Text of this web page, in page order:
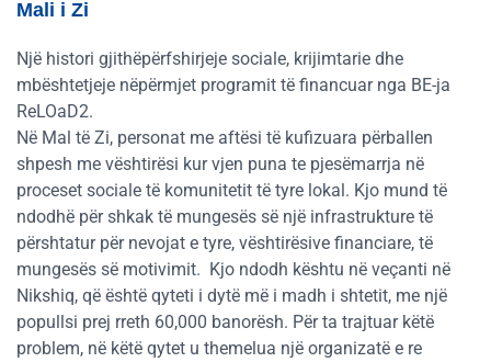
Mali i Zi
Një histori gjithëpërfshirjeje sociale, krijimtarie dhe
mbështetjeje nëpërmjet programit të financuar nga BE-ja
ReLOaD2.
Në Mal të Zi, personat me aftësi të kufizuara përballen
shpesh me vështirësi kur vjen puna te pjesëmarrja në
proceset sociale të komunitetit të tyre lokal. Kjo mund të
ndodhë për shkak të mungesës së një infrastrukture të
përshtatur për nevojat e tyre, vështirësive financiare, të
mungesës së motivimit. Kjo ndodh kështu në veçanti në
Nikshiq, që është qyteti i dytë më i madh i shtetit, me një
popullsi prej rreth 60,000 banorësh. Për ta trajtuar këtë
problem, në këtë qytet u themelua një organizatë e re